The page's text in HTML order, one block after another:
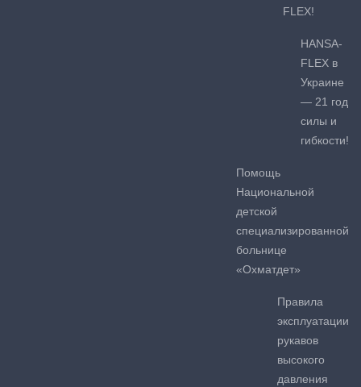
FLEX!
HANSA-
FLEX в
Украине
— 21 год
силы и
гибкости!
Помощь
Национальной
детской
специализированной
больнице
«Охматдет»
Правила
эксплуатации
рукавов
высокого
давления